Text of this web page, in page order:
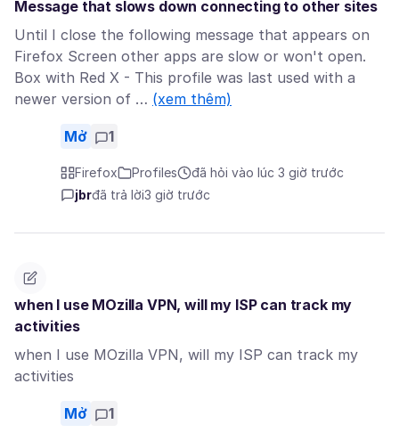
Message that slows down connecting to other sites
Until I close the following message that appears on
Firefox Screen other apps are slow or won't open.
Box with Red X - This profile was last used with a
newer version of … (xem thêm)
Mở 1
Firefox Profiles
đã hỏi vào lúc 3 giờ trước
jbrđã trả lời3 giờ trước
when I use MOzilla VPN, will my ISP can track my
activities
when I use MOzilla VPN, will my ISP can track my
activities
Mở 1